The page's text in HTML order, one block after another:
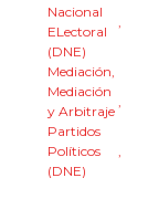
Nacional
ELectoral
(DNE)
,
Mediación,
Mediación
y Arbitraje
,
Partidos
Políticos
(DNE)
,